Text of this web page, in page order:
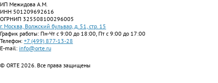
ИП Межидова А.М.
ИНН 501209692616
ОГРНИП 325508100296005
г. Москва, Волжский бульвар, д. 51, стр. 15
График работы: Пн-Чт с 9:00 до 18:00, Пт с 9:00 до 17:00
Телефон: +7 (499) 877-13-28
E-mail: info@orte.ru
© ORTE 2026. Все права защищены